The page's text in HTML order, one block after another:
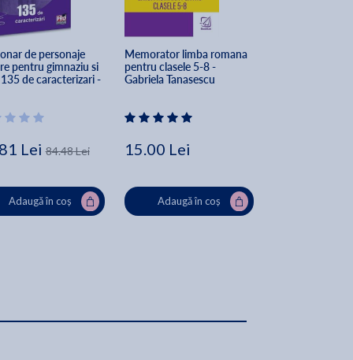
de personaje
pentru gimnaziu si
de caracterizari -
Lei 84.48 Lei
Adaugă în coș
Memorator limba romana
pentru clasele 5-8 -
Gabriela Tanasescu
15.00 Lei
Adaugă în coș